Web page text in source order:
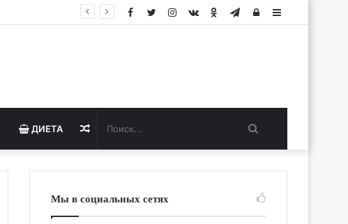
Sidebar
Авторизация
Telegram
Одноклассники
vk.com
Instagram
Twitter
Facebook
ДИЕТА Случайная
статья
Мы в социальных сетях